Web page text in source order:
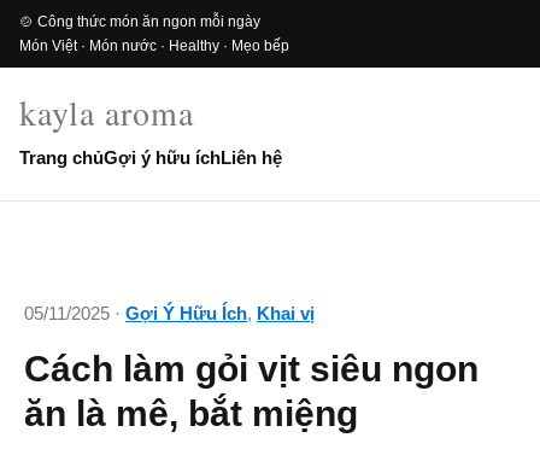
🍲 Công thức món ăn ngon mỗi ngày
Món Việt · Món nước · Healthy · Mẹo bếp
kayla aroma
Trang chủGợi ý hữu íchLiên hệ
05/11/2025 · Gợi Ý Hữu Ích, Khai vị
Cách làm gỏi vịt siêu ngon
ăn là mê, bắt miệng